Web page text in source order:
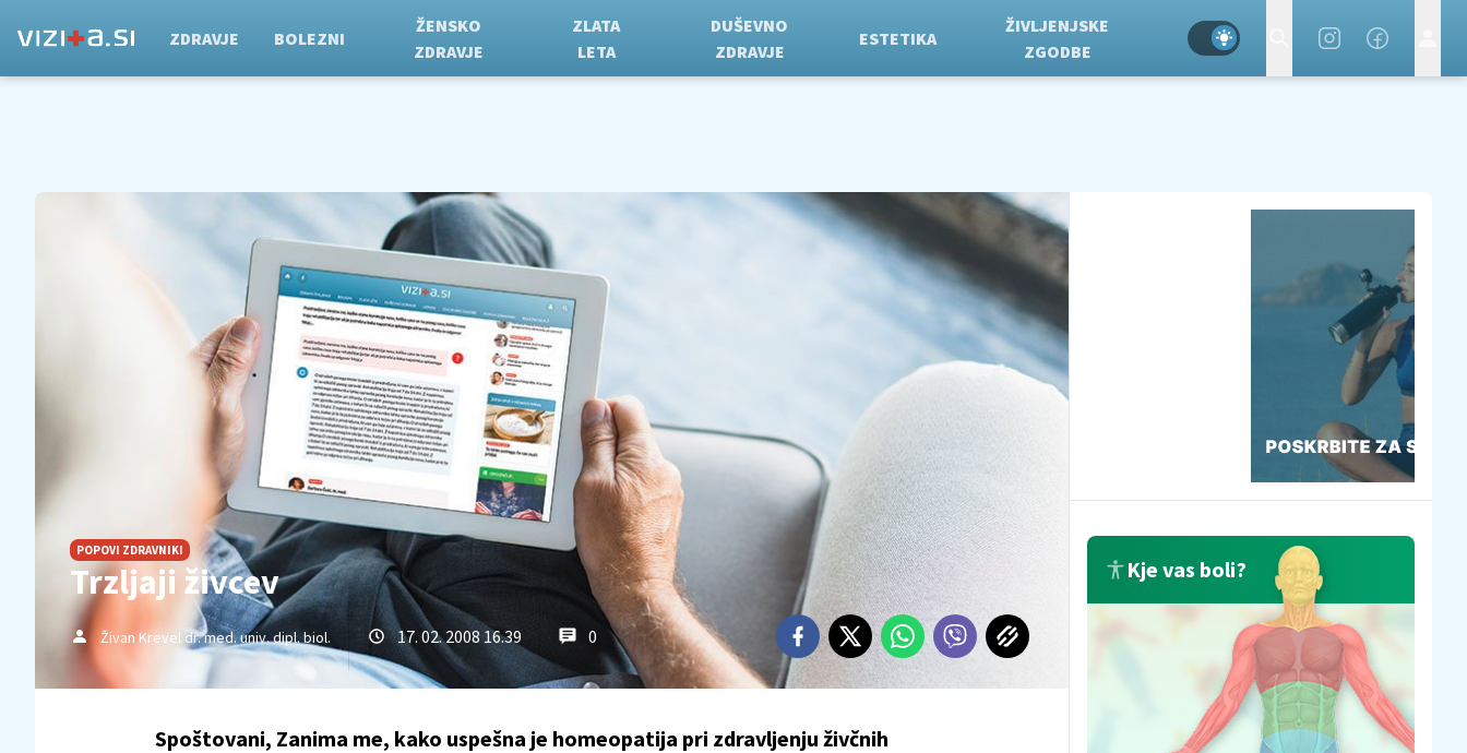
ZDRAVJE BOLEZNI
ŽENSKO
ZDRAVJE
ZLATA
LETA
DUŠEVNO
ZDRAVJE
ESTETIKA
ŽIVLJENJSKE
ZGODBE
POPOVI ZDRAVNIKI
Trzljaji živcev
Živan Krevel dr. med. univ. dipl. biol. 17. 02. 2008 16.39 0
Spoštovani, Zanima me, kako uspešna je homeopatija pri zdravljenju živčnih
Kje vas boli?